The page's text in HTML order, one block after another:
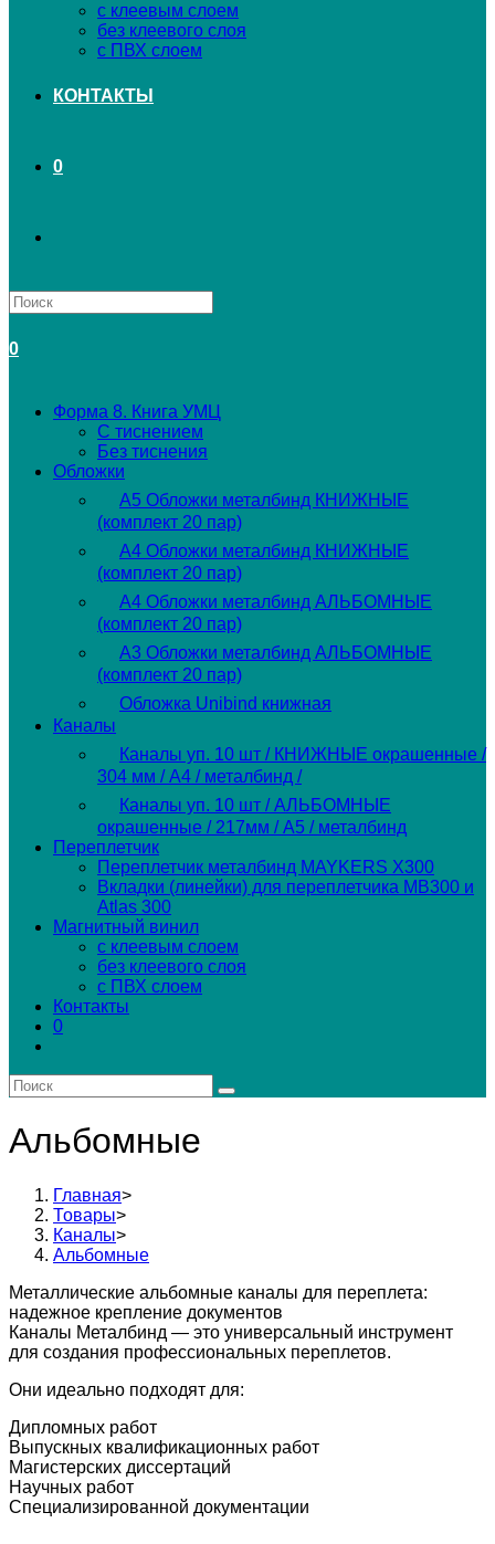
с клеевым слоем
без клеевого слоя
с ПВХ слоем
КОНТАКТЫ
0
ПОИСК
ВЕБ-
САЙТУ
0
Форма 8. Книга УМЦ
С тиснением
Без тиснения
Обложки
А5 Обложки металбинд КНИЖНЫЕ
(комплект 20 пар)
А4 Обложки металбинд КНИЖНЫЕ
(комплект 20 пар)
А4 Обложки металбинд АЛЬБОМНЫЕ
(комплект 20 пар)
А3 Обложки металбинд АЛЬБОМНЫЕ
(комплект 20 пар)
Обложка Unibind книжная
Каналы
Каналы уп. 10 шт / КНИЖНЫЕ окрашенные /
304 мм / А4 / металбинд /
Каналы уп. 10 шт / АЛЬБОМНЫЕ
окрашенные / 217мм / А5 / металбинд
Переплетчик
Переплетчик металбинд MAYKERS X300
Вкладки (линейки) для переплетчика MB300 и
Atlas 300
Магнитный винил
с клеевым слоем
без клеевого слоя
с ПВХ слоем
Контакты
0
по
сайту
Альбомные
Главная>
Товары>
Каналы>
Альбомные
Металлические альбомные каналы для переплета:
надежное крепление документов
Каналы Металбинд — это универсальный инструмент
для создания профессиональных переплетов.
Они идеально подходят для:
Дипломных работ
Выпускных квалификационных работ
Магистерских диссертаций
Научных работ
Специализированной документации